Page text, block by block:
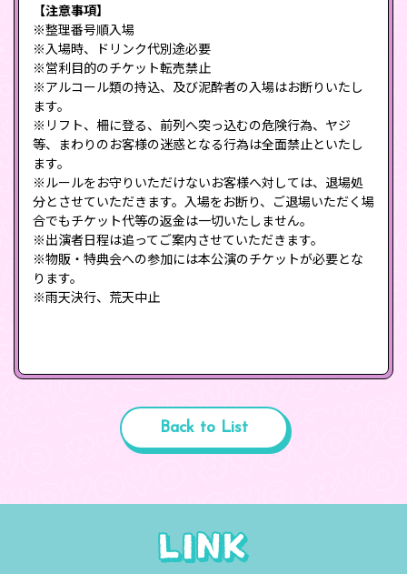
【注意事項】
※整理番号順入場
※入場時、ドリンク代別途必要
※営利目的のチケット転売禁止
※アルコール類の持込、及び泥酔者の入場はお断りいたし
ます。
※リフト、柵に登る、前列へ突っ込むの危険行為、ヤジ
等、まわりのお客様の迷惑となる行為は全面禁止といたし
ます。
※ルールをお守りいただけないお客様へ対しては、退場処
分とさせていただきます。入場をお断り、ご退場いただく場
合でもチケット代等の返金は一切いたしません。
※出演者日程は追ってご案内させていただきます。
※物販・特典会への参加には本公演のチケットが必要とな
ります。
※雨天決行、荒天中止
Back to List